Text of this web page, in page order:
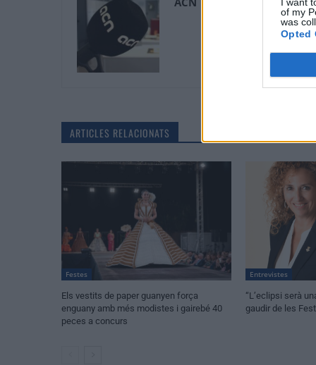
of my
was
Opted
ARTICLES RELACIONATS
Festes
Els vestits de paper guanyen força
enguany amb més modistes i gairebé 40
peces a concurs
Entrevistes
“L’eclipsi serà
gaudir de les